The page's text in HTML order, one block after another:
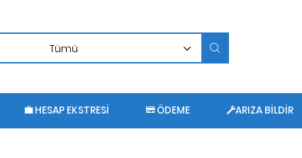
HESAP EKSTRESI ÖDEME ARIZA BILDIR